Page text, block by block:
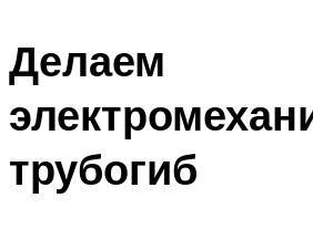
Делаем
трубогиб